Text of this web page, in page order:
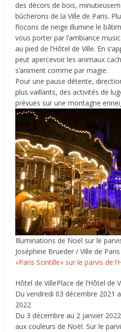
des décors de bois,
bûcherons de la Ville de Paris.
flocons de neige illumine le
vous porter par l’ambiance
au pied de l’Hôtel de Ville. En
peut apercevoir les animaux
s’animent comme par magie.
Pour une pause détente,
plus vaillants, des activités de
prévues sur une montagne
Illuminations de Noël sur le
Joséphine Brueder / Ville de Paris
«Paris Scintille» sur le parvis de
Hôtel de VillePlace de l’Hôtel de
Du vendredi 03 décembre 2021
2022
Du 3 décembre au 2 janvier
aux couleurs de Noël. Sur le